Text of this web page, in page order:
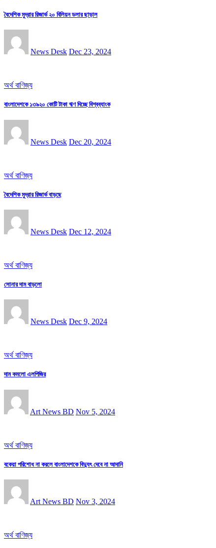
বৈদেশিক মুদ্রার রিজার্ভ ২০ বিলিয়ন ডলার ছাড়াল
News Desk Dec 23, 2024
অর্থ বাণিজ্য
বাংলাদেশকে ১৩৯২০ কোটি টাকা ঋণ দিচ্ছে বিশ্বব্যাংক
News Desk Dec 20, 2024
অর্থ বাণিজ্য
বৈদেশিক মুদ্রার রিজার্ভ বাড়ছে
News Desk Dec 12, 2024
অর্থ বাণিজ্য
সোনার দাম বাড়লো
News Desk Dec 9, 2024
অর্থ বাণিজ্য
দাম কমলো এলপিজির
Art News BD Nov 5, 2024
অর্থ বাণিজ্য
বকেয়া পরিশোধ না করলে বাংলাদেশকে বিদ্যুৎ দেবে না আদানি
Art News BD Nov 3, 2024
অর্থ বাণিজ্য